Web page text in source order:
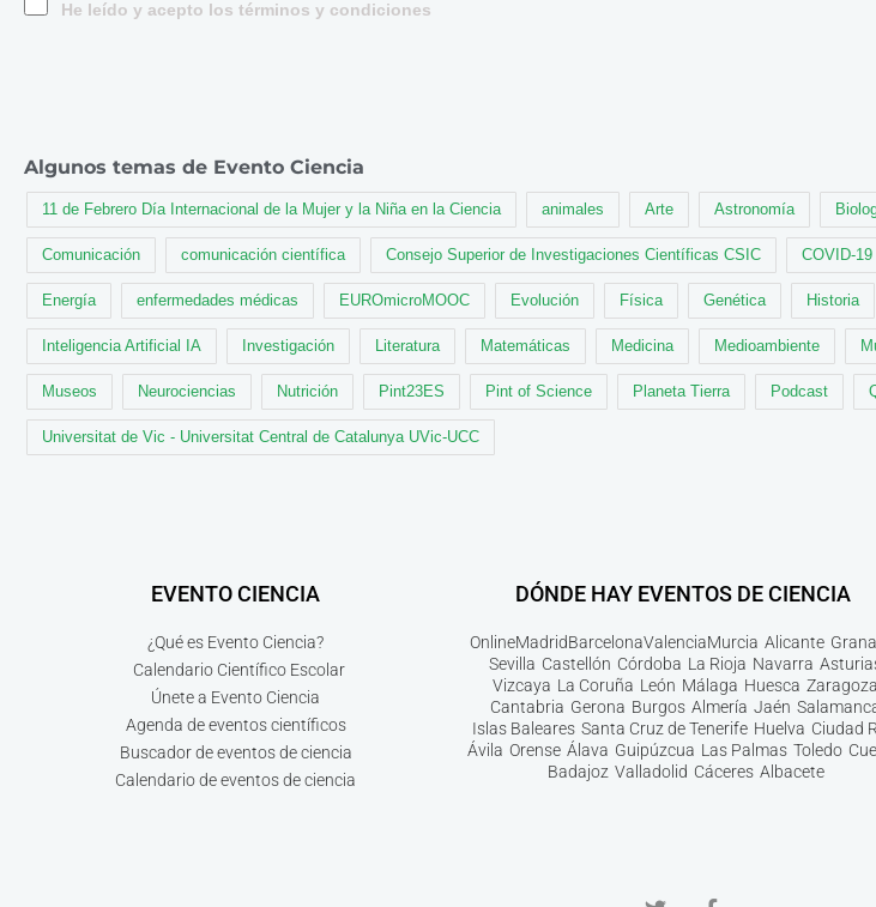
He leído y acepto los términos y condiciones
Algunos temas de Evento Ciencia
11 de Febrero Día Internacional de la Mujer y la Niña en la Ciencia animales Arte Astronomía
Comunicación comunicación científica Consejo Superior de Investigaciones Científicas CSIC COVID-19
Energía enfermedades médicas EUROmicroMOOC Evolución Física Genética Historia
Inteligencia Artificial IA Investigación Literatura Matemáticas Medicina Medioambiente
Museos Neurociencias Nutrición Pint23ES Pint of Science Planeta Tierra Podcast
Universitat de Vic - Universitat Central de Catalunya UVic-UCC
EVENTO CIENCIA
¿Qué es Evento Ciencia?
Calendario Científico Escolar
Únete a Evento Ciencia
Agenda de eventos científicos
Buscador de eventos de ciencia
Calendario de eventos de ciencia
DÓNDE HAY EVENTOS DE CIENCIA
OnlineMadridBarcelonaValenciaMurcia Alicante
Sevilla Castellón Córdoba La Rioja Navarra
Vizcaya La Coruña León Málaga Huesca Zaragoza
Cantabria Gerona Burgos Almería Jaén
Islas Baleares Santa Cruz de Tenerife Huelva Ciudad
Ávila Orense Álava Guipúzcua Las Palmas Toledo
Badajoz Valladolid Cáceres Albacete